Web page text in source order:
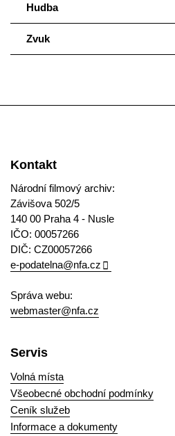
Hudba
Zvuk
Kontakt
Národní filmový archiv:
Závišova 502/5
140 00 Praha 4 - Nusle
IČO: 00057266
DIČ: CZ00057266
e-podatelna@nfa.cz
Správa webu:
webmaster@nfa.cz
Servis
Volná místa
Všeobecné obchodní podmínky
Ceník služeb
Informace a dokumenty